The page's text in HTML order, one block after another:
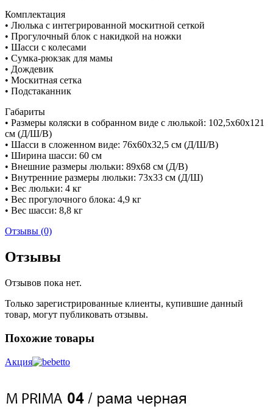
Комплектация
• Люлька с интегрированной москитной сеткой
• Прогулочный блок с накидкой на ножки
• Шасси с колесами
• Сумка-рюкзак для мамы
• Дождевик
• Москитная сетка
• Подстаканник
Габариты
• Размеры коляски в собранном виде с люлькой: 102,5х60х121
см (Д/Ш/В)
• Шасси в сложенном виде: 76х60х32,5 см (Д/Ш/В)
• Ширина шасси: 60 см
• Внешние размеры люльки: 89х68 см (Д/В)
• Внутренние размеры люльки: 73х33 см (Д/Ш)
• Вес люльки: 4 кг
• Вес прогулочного блока: 4,9 кг
• Вес шасси: 8,8 кг
Отзывы (0)
Отзывы
Отзывов пока нет.
Только зарегистрированные клиенты, купившие данный
товар, могут публиковать отзывы.
Похожие товары
Акция